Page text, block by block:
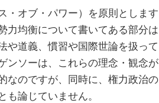
・オブ・パワー）を原則とします
力均衡について書いてある部分は
や道義、慣習や国際世論を扱って
ンソーは、これらの理念・観念が
なのですが、同時に、権力政治の
論じていません。